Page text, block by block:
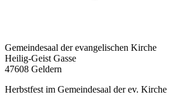
Gemeindesaal der evangelischen Kirche
Heilig-Geist Gasse
47608 Geldern
Herbstfest im Gemeindesaal der ev. Kirche